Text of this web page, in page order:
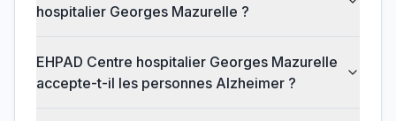
hospitalier Georges Mazurelle ?
EHPAD Centre hospitalier Georges Mazurelle
accepte-t-il les personnes Alzheimer ?